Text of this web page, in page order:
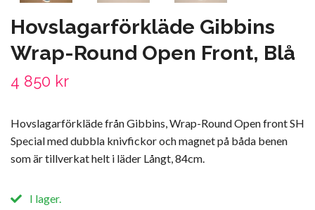
Hovslagarförkläde Gibbins
Wrap-Round Open Front, Blå
4 850 kr
Hovslagarförkläde från Gibbins, Wrap-Round Open front SH
Special med dubbla knivfickor och magnet på båda benen
som är tillverkat helt i läder Långt, 84cm.
I lager.